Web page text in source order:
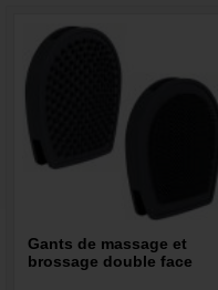
Gants de massage et
brossage double face